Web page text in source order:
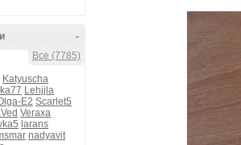
-
Все (7785)
Katyuscha
Lehjjla
E2 Scarlet5
Veraxa
larans
nadyavit